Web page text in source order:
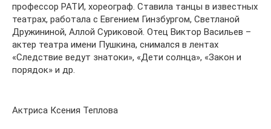
профессор РАТИ, хореограф. Ставила танцы в известных
театрах, работала с Евгением Гинзбургом, Светланой
Дружининой, Аллой Суриковой. Отец Виктор Васильев –
актер театра имени Пушкина, снимался в лентах
«Следствие ведут знатоки», «Дети солнца», «Закон и
порядок» и др.
Актриса Ксения Теплова